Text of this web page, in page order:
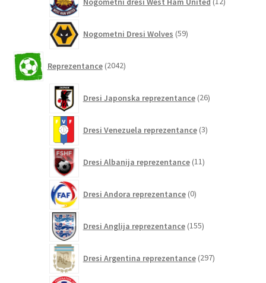
izdelkov
Nogometni Dresi Wolves 59izdelkov
Reprezentance 2042izdelkov
Dresi Japonska reprezentance 26izdelkov
Dresi Venezuela reprezentance 3izdelki
Dresi Albanija reprezentance 11izdelkov
Dresi Andora reprezentance 0izdelkov
Dresi Anglija reprezentance 155izdelkov
Dresi Argentina reprezentance 297izdelkov